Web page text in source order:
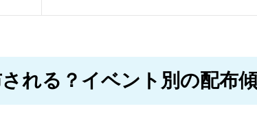
れる？イベント別の配布